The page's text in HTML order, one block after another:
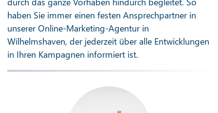
haben Sie immer einen festen Ansprechpartner in
unserer Online-Marketing-Agentur in
Wilhelmshaven, der jederzeit über alle Entwicklungen
in Ihren Kampagnen informiert ist.